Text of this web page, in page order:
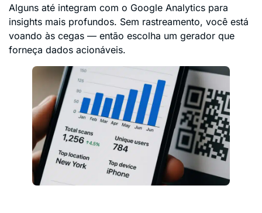
Alguns até integram com o Google Analytics para
insights mais profundos. Sem rastreamento, você está
voando às cegas — então escolha um gerador que
forneça dados acionáveis.